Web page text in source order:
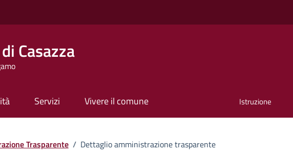
Casazza
Servizi Vivere il comune Istruzione
Trasparente / Dettaglio amministrazione trasparente